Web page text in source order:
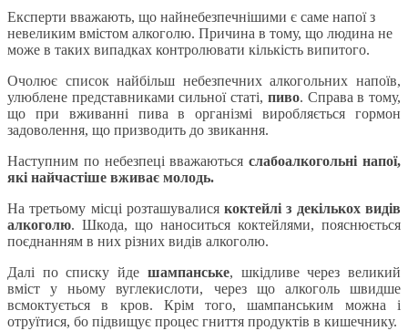
Експерти вважають, що найнебезпечнішими є саме напої з
невеликим вмістом алкоголю. Причина в тому, що людина не
може в таких випадках контролювати кількість випитого.
Очолює список найбільш небезпечних алкогольних напоїв,
улюблене представниками сильної статі, пиво. Справа в тому,
що при вживанні пива в організмі виробляється гормон
задоволення, що призводить до звикання.
Наступним по небезпеці вважаютьсяслабоалкогольні напої,
які найчастіше вживає молодь.
На третьому місці розташувалисякоктейлі з декількох видів
алкоголю. Шкода, що наноситься коктейлями, пояснюється
поєднанням в них різних видів алкоголю.
Далі по списку йде шампанське, шкідливе через великий
вміст у ньому вуглекислоти, через що алкоголь швидше
всмоктується в кров. Крім того, шампанським можна і
отруїтися, бо підвищує процес гниття продуктів в кишечнику.